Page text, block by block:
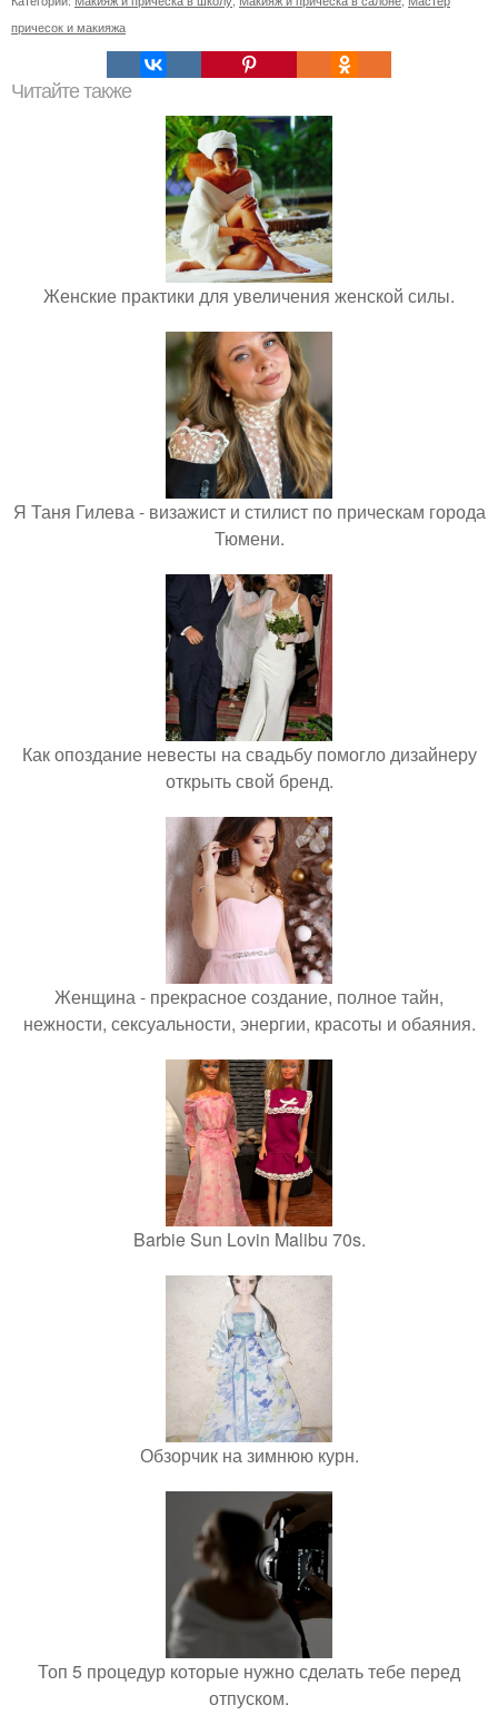
причесок и макияжа
Читайте также
Женские практики для увеличения женской силы.
Я Таня Гилева - визажист и стилист по прическам города
Тюмени.
Как опоздание невесты на свадьбу помогло дизайнеру
открыть свой бренд.
Женщина - прекрасное создание, полное тайн,
нежности, сексуальности, энергии, красоты и обаяния.
Barbie Sun Lovin Malibu 70s.
Обзорчик на зимнюю курн.
Топ 5 процедур которые нужно сделать тебе перед
отпуском.